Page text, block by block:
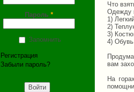
Пароль *
Запомнить
Регистрация
Забыли пароль?
Что
Одежду
1)
2)
3)
4)
вам
На